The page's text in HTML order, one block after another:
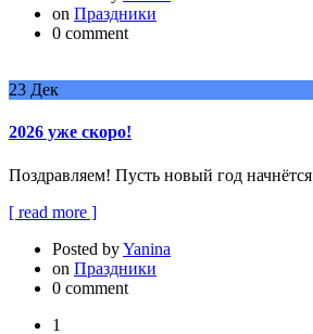
on Праздники
0 comment
23 Дек
2026 уже скоро!
Поздравляем! Пусть новый год
[ read more ]
Posted byYanina
on Праздники
0 comment
1